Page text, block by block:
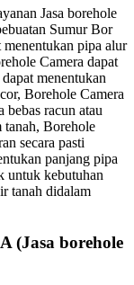
Jasa borehole
Sumur Bor
pipa alur
Camera dapat
menentukan
Borehole Camera
bebas racun atau
tanah, Borehole
secara pasti
panjang pipa
untuk kebutuhan
tanah didalam
(Jasa borehole